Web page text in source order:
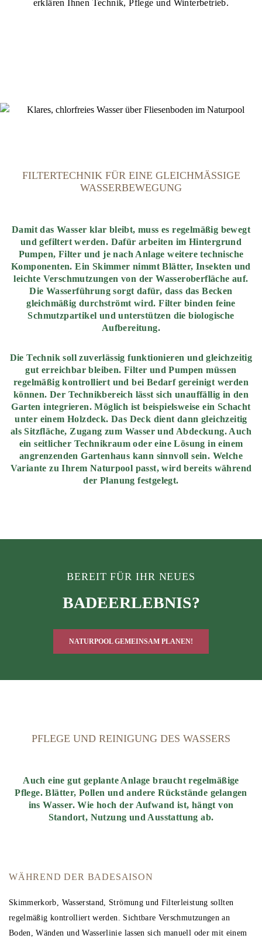
erklären Ihnen Technik, Pflege und Winterbetrieb.
FILTERTECHNIK FÜR EINE GLEICHMÄSSIGE W
ASSERBEWEGUNG
Damit das Wasser klar bleibt, muss es regelmäßig bewegt
und gefiltert werden. Dafür arbeiten im Hintergrund
Pumpen, Filter und je nach Anlage weitere technische
Komponenten. Ein Skimmer nimmt Blätter, Insekten und
leichte Verschmutzungen von der Wasseroberfläche auf.
Die Wasserführung sorgt dafür, dass das Becken
gleichmäßig durchströmt wird. Filter binden feine
Schmutzpartikel und unterstützen die biologische
Aufbereitung.
Die Technik soll zuverlässig funktionieren und gleichzeitig
gut erreichbar bleiben. Filter und Pumpen müssen
regelmäßig kontrolliert und bei Bedarf gereinigt werden
können. Der Technikbereich lässt sich unauffällig in den
Garten integrieren. Möglich ist beispielsweise ein Schacht
unter einem Holzdeck. Das Deck dient dann gleichzeitig
als Sitzfläche, Zugang zum Wasser und Abdeckung. Auch
ein seitlicher Technikraum oder eine Lösung in einem
angrenzenden Gartenhaus kann sinnvoll sein. Welche
Variante zu Ihrem Naturpool passt, wird bereits während
der Planung festgelegt.
BEREIT FÜR IHR NEUES
BADEERLEBNIS?
NATURPOOL GEMEINSAM PLANEN!
PFLEGE UND REINIGUNG DES WASSERS
Auch eine gut geplante Anlage braucht regelmäßige
Pflege. Blätter, Pollen und andere Rückstände gelangen
ins Wasser. Wie hoch der Aufwand ist, hängt von
Standort, Nutzung und Ausstattung ab.
WÄHREND DER BADESAISON
Skimmerkorb, Wasserstand, Strömung und Filterleistung sollten
regelmäßig kontrolliert werden. Sichtbare Verschmutzungen an
Boden, Wänden und Wasserlinie lassen sich manuell oder mit einem